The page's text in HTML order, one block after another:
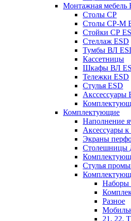
Монтажная мебель
Столы СР
Столы СР-М
Стойки СР
Стеллаж ESD
Тумбы ВЛ
Кассетницы
Шкафы ВЛ
Тележки ESD
Стулья ESD
Акссессуары
Комплектующие
Наполнение
Аксессуары
Экраны
Стулья
Наборы
Разное
21, 22,